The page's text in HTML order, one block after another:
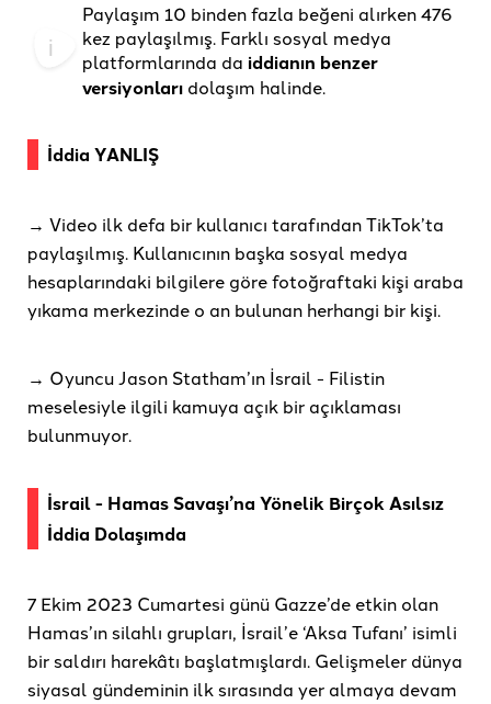
Paylaşım 10 binden fazla beğeni alırken 476
kez paylaşılmış. Farklı sosyal medya
platformlarında da iddianın benzer
versiyonları dolaşım halinde.
İddia YANLIŞ
→ Video ilk defa bir kullanıcı tarafından TikTok’ta
paylaşılmış. Kullanıcının başka sosyal medya
hesaplarındaki bilgilere göre fotoğraftaki kişi araba
yıkama merkezinde o an bulunan herhangi bir kişi.
→ Oyuncu Jason Statham’ın İsrail - Filistin
meselesiyle ilgili kamuya açık bir açıklaması
bulunmuyor.
İsrail - Hamas Savaşı’na Yönelik Birçok Asılsız
İddia Dolaşımda
7 Ekim 2023 Cumartesi günü Gazze’de etkin olan
Hamas’ın silahlı grupları, İsrail’e ‘Aksa Tufanı’ isimli
bir saldırı harekâtı başlatmışlardı. Gelişmeler dünya
siyasal gündeminin ilk sırasında yer almaya devam